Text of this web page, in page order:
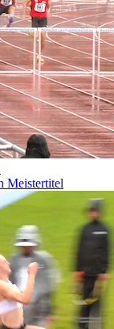
Meistertitel